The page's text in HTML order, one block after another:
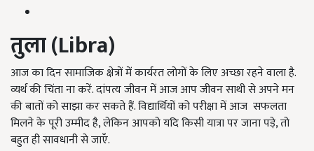
तुला (Libra)
आज का दिन सामाजिक क्षेत्रों में कार्यरत लोगों के लिए अच्छा रहने वाला है.
व्यर्थ की चिंता ना करें. दांपत्य जीवन में आज आप जीवन साथी से अपने मन
की बातों को साझा कर सकते हैं. विद्यार्थियों को परीक्षा में आज सफलता
मिलने के पूरी उम्मीद है, लेकिन आपको यदि किसी यात्रा पर जाना पड़े, तो
बहुत ही सावधानी से जाएँ.